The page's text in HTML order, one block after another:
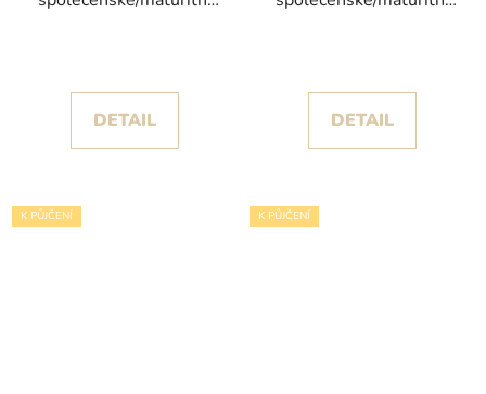
DETAIL DETAIL
K PŮJČENÍ K PŮJČENÍ